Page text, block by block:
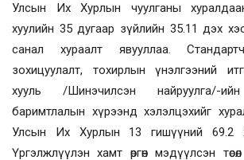
Улсын Их Хурлын чуулганы
хуулийн 35 дугаар зүйлийн 35.11 дэх
санал хураалт явууллаа.
зохицуулалт, тохирлын үнэлгээний
хууль /Шинэчилсэн найруулга/-
баримтлалын хүрээнд хэлэлцэхийг
Улсын Их Хурлын 13 гишүүний 69.2
Үргэлжлүүлэн хамт өргөн мэдүүлсэн